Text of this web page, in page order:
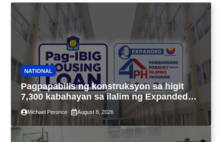
NATIONAL
Pagpapabilis ng konstruksyon sa higit
7,300 kabahayan sa ilalim ng Expanded
4PH, posible na sa pagtutulungan ng Pag-
IBIG at P.A. Alvarez
Michael Peronce August 8, 2026